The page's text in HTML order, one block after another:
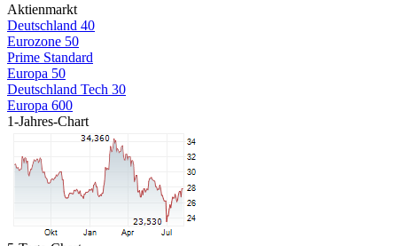
Aktienmarkt
Deutschland 40
Eurozone 50
Prime Standard
Europa 50
Deutschland Tech 30
Europa 600
1-Jahres-Chart